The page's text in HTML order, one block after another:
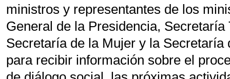
ministros y representantes de los
General de la Presidencia,
Secretaría de la Mujer y la Secretaría
para recibir información sobre el